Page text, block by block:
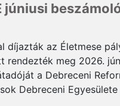
júniusi
díjazták az Életmese
rendezték meg 2026.
a Debreceni
Debreceni